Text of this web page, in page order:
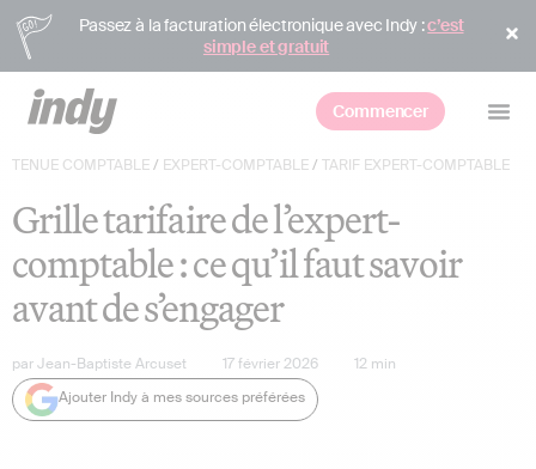
Passez à la facturation électronique avec Indy :c’est
simple et gratuit
Commencer
TENUE COMPTABLE/ EXPERT-COMPTABLE/ TARIF EXPERT-COMPTABLE
Grille tarifaire de l’expert-
comptable : ce qu’il faut savoir
avant de s’engager
parJean-Baptiste Arcuset 17 février 2026 12 min
Ajouter Indy à mes sources préférées